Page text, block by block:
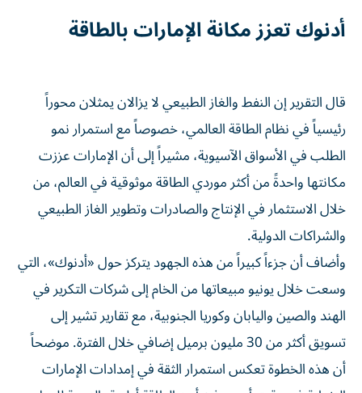
أدنوك تعزز مكانة الإمارات بالطاقة
قال التقرير إن النفط والغاز الطبيعي لا يزالان يمثلان محوراً
رئيسياً في نظام الطاقة العالمي، خصوصاً مع استمرار نمو
الطلب في الأسواق الآسيوية، مشيراً إلى أن الإمارات عززت
مكانتها واحدةً من أكثر موردي الطاقة موثوقية في العالم، من
خلال الاستثمار في الإنتاج والصادرات وتطوير الغاز الطبيعي
والشراكات الدولية.
وأضاف أن جزءاً كبيراً من هذه الجهود يتركز حول «أدنوك»، التي
وسعت خلال يونيو مبيعاتها من الخام إلى شركات التكرير في
الهند والصين واليابان وكوريا الجنوبية، مع تقارير تشير إلى
تسويق أكثر من 30 مليون برميل إضافي خلال الفترة. موضحاً
أن هذه الخطوة تعكس استمرار الثقة في إمدادات الإمارات